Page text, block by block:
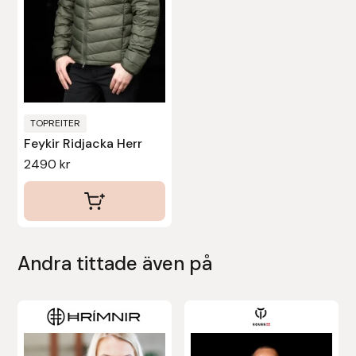
TOPREITER
Feykir Ridjacka Herr
2490kr
alternativen
på
produktsidan
Andra tittade även på
här
här
Nammi Godis
Natur & Kultur bokförlag
Nyttorp
Parisol
PAVO
Professional’s Choice